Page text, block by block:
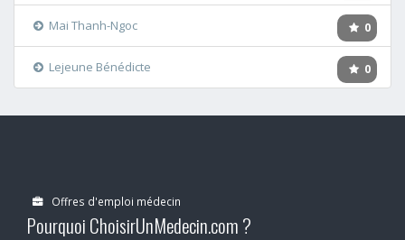
0
Mai Thanh-Ngoc
0
Lejeune Bénédicte
Offres d'emploi médecin
Pourquoi ChoisirUnMedecin.com ?